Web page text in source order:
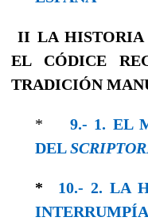
II LA HISTORIA
EL CÓDICE
TRADICIÓN
* 9.- 1. EL
DEL
* 10.- 2. LA